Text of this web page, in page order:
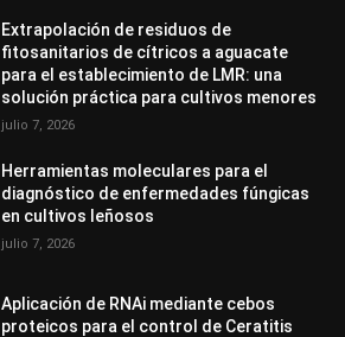
Extrapolación de residuos de
fitosanitarios de cítricos a aguacate
para el establecimiento de LMR: una
solución práctica para cultivos menores
julio 7, 2026
Herramientas moleculares para el
diagnóstico de enfermedades fúngicas
en cultivos leñosos
julio 7, 2026
Aplicación de RNAi mediante cebos
proteicos para el control de Ceratitis